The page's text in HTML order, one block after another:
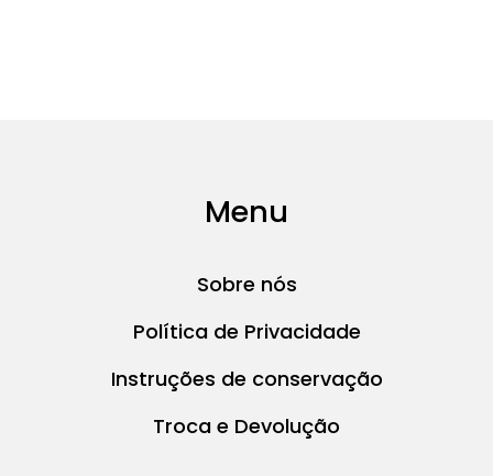
Menu
Sobre nós
Política de Privacidade
Instruções de conservação
Troca e Devolução